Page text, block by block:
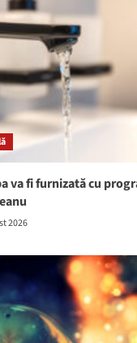
va fi furnizată cu
2026